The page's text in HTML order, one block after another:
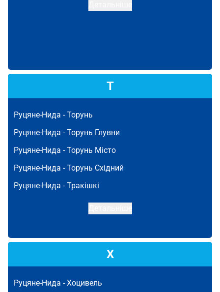
Т
Руцяне-Нида -Торунь
Руцяне-Нида -Торунь Глувни
Руцяне-Нида -Торунь Місто
Руцяне-Нида -Торунь Східний
Руцяне-Нида -Тракішкі
Х
Руцяне-Нида -Хоцивель